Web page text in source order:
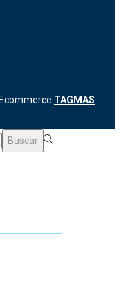
TAGMAS
Buscar